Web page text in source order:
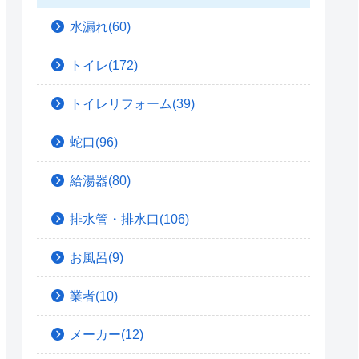
水漏れ(60)
トイレ(172)
トイレリフォーム(39)
蛇口(96)
給湯器(80)
排水管・排水口(106)
お風呂(9)
業者(10)
メーカー(12)